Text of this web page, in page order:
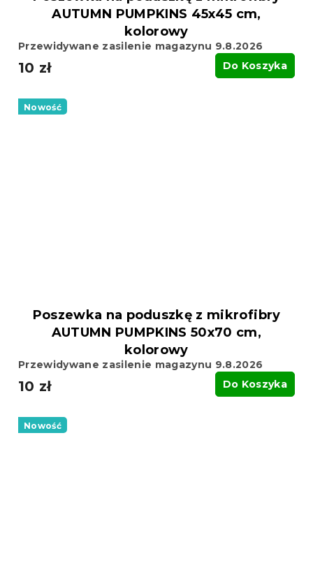
AUTUMN PUMPKINS 45x45 cm,
kolorowy
Przewidywane zasilenie magazynu 9.8.2026
10 zł Do Koszyka
Nowość
Poszewka na poduszkę z mikrofibry
AUTUMN PUMPKINS 50x70 cm,
kolorowy
Przewidywane zasilenie magazynu 9.8.2026
10 zł Do Koszyka
Nowość